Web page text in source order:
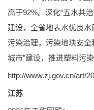
高于92%。深化“五水共
建设，全省地表水优良
污染治理，污染地块安全
城市”建设，推进塑料污
http://www.zj.gov.cn/art/
江苏